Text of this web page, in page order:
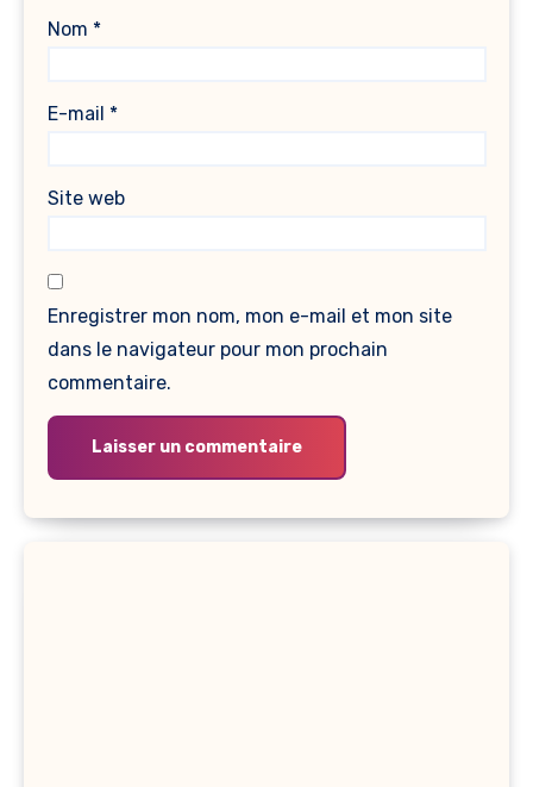
Nom *
E-mail *
Site web
Enregistrer mon nom, mon e-mail et mon site
dans le navigateur pour mon prochain
commentaire.